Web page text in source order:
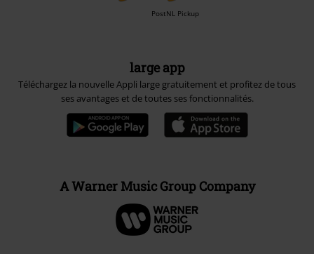
PostNL Pickup
large app
Téléchargez la nouvelle Appli large gratuitement et profitez de tous
ses avantages et de toutes ses fonctionnalités.
A Warner Music Group Company